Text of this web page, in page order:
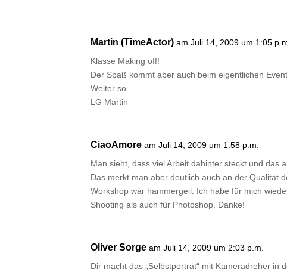
Martin (TimeActor) am Juli 14, 2009 um 1:05
Klasse Making off!
Der Spaß kommt aber auch beim eigentlichen
Weiter so
LG Martin
CiaoAmore am Juli 14, 2009 um 1:58 p.m.
Man sieht, dass viel Arbeit dahinter steckt und das
Das merkt man aber deutlich auch an der Qualität
Workshop war hammergeil. Ich habe für mich
Shooting als auch für Photoshop. Danke!
Oliver Sorge am Juli 14, 2009 um 2:03 p.m.
Dir macht das „Selbstporträt“ mit Kameradreher in